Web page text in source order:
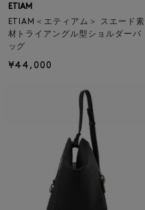
ETIAM
ETIAM＜エティアム＞ スエード素
材トライアングル型ショルダーバ
ッグ
¥44,000